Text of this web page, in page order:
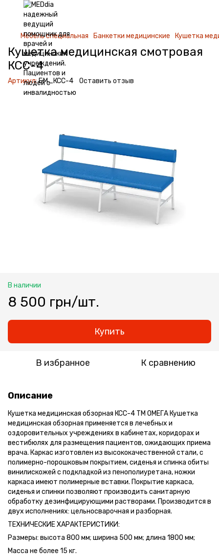
Мебель специальная Банкетки медицинские Кушетка
Кушетка медицинская смотровая
КСС-4
Артикул:БМ_КСС-4 Оставить отзыв
В наличии
8 500 грн/шт.
Купить
В избранное К сравнению
Описание
Кушетка медицинская обзорная КСС-4 ТМ ОМЕГА Кушетка
медицинская обзорная применяется в лечебных и
оздоровительных учреждениях в кабинетах, коридорах и
вестибюлях для размещения пациентов, ожидающих приема
врача. Каркас изготовлен из высококачественной стали, с
полимерно-порошковым покрытием, сиденья и спинка обиты
винилискожей с подкладкой из пенополиуретана, ножки
каркаса имеют полимерные вставки. Покрытие каркаса,
сиденья и спинки позволяют производить санитарную
обработку дезинфицирующими растворами. Производится в
двух исполнениях: цельносварочная и разборная.
ТЕХНИЧЕСКИЕ ХАРАКТЕРИСТИКИ:
Размеры: высота 800 мм; ширина 500 мм; длина 1800 мм;
Масса не более 15 кг.